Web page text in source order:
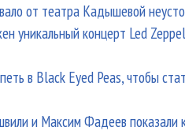
от театра Кадышевой
уникальный концерт Led
в Black Eyed Peas, чтобы
и Максим Фадеев показали